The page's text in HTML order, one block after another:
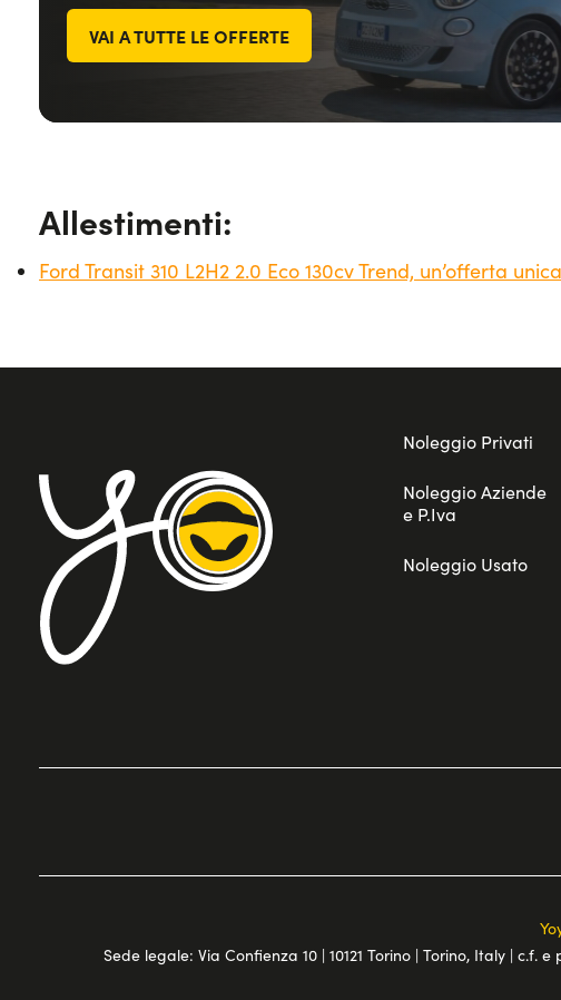
VAI A TUTTE LE OFFERTE
Allestimenti:
Ford Transit 310 L2H2 2.0 Eco 130cv Trend, un’offerta
Noleggio Privati
Noleggio Aziende
e P.Iva
Noleggio Usato
Sede legale: Via Confienza 10 | 10121 Torino | Torino, Italy | c.f. e